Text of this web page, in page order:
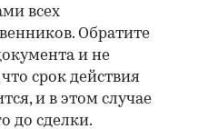
всех
Обратите
и не
срок действия
и в этом случае
до сделки.